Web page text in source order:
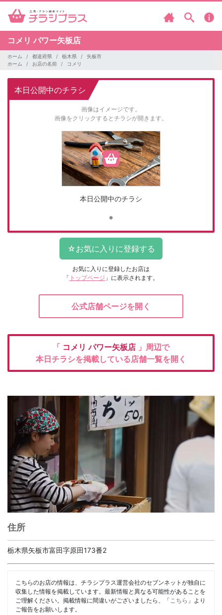
コメリ パワー矢板店
ホーム 都道府県 栃木県
矢板市
ホーム
お店の名前 コメリ
本日公開中のチラシ
画像はイメージです。
画像をクリックするとチラシが開きます。
本日公開中のチラシ
お気に入りに登録したお店は
「 トップページ 」に表示されます。
公式店舗ページを開く
「 コメリパワー矢板店 」周辺で
本日チラシを掲載している店舗一覧を開く
住所
栃木県矢板市富田字原田173番2
こちらのお店の情報は、チラシプラス運営会社のセブンネットが独自に
収集した情報を掲載しています。最新情報と異なる可能性があることを
ご理解ください。掲載情報に間違いがございましたら、「 こちら 」より
ご報告をお願いします。